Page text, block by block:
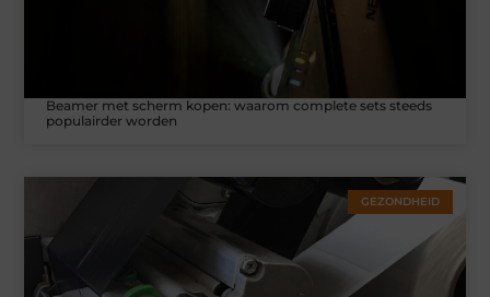
Beamer met scherm kopen: waarom complete sets steeds
populairder worden
GEZONDHEID